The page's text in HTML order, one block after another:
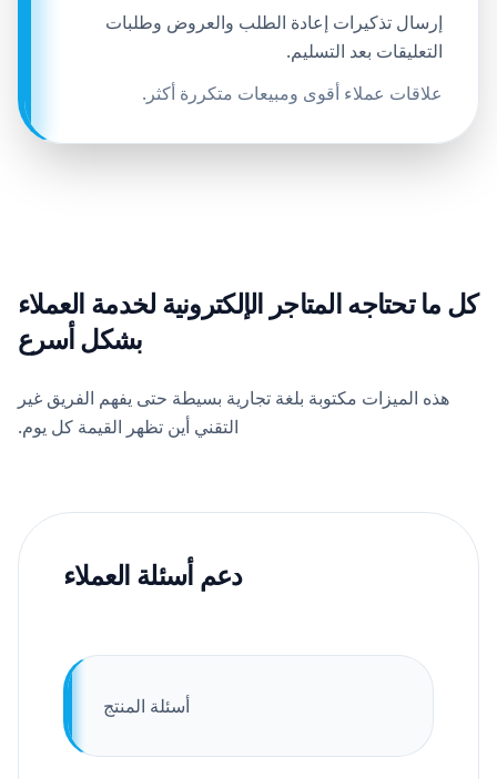
إرسال تذكيرات إعادة الطلب والعروض وطلبات
التعليقات بعد التسليم.
علاقات عملاء أقوى ومبيعات متكررة أكثر.
كل ما تحتاجه المتاجر الإلكترونية لخدمة العملاء
بشكل أسرع
هذه الميزات مكتوبة بلغة تجارية بسيطة حتى يفهم الفريق غير
التقني أين تظهر القيمة كل يوم.
دعم أسئلة العملاء
أسئلة المنتج